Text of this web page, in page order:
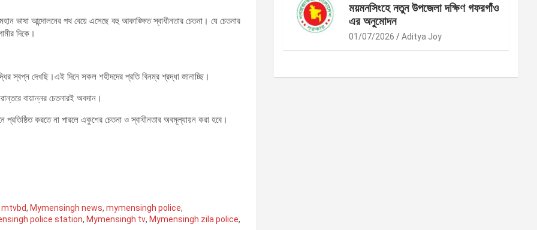
ভাষা আন্দোলনের পথ বেয়ে এসেছে বহু আকাঙ্ক্ষিত স্বাধীনতার চেতনা। যে চেতনার
দিকে।
দেখছি।এই দিনে সকল শহীদদের প্রতি বিনম্র শ্রদ্ধা জানাচ্ছি।
বায়ান্নর চেতনারই অবদান।
প্রতিষ্ঠিত করতে না পারলে একুশের চেতনা ও স্বাধীনতার অবমূল্যায়ন করা হবে।
mtvbd, Mymensingh news, mymensingh police,
police station, Mymensingh tv, Mymensingh zila police,
ময়মনসিংহে নতুন উপজেলা দক্ষিণ গফরগাঁও
এর অনুমোদন
01/07/2026 Aditya Joy